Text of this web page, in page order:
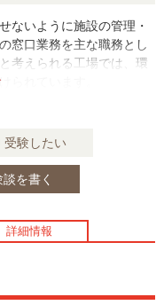
ないように施設の管理・
窓口業務を主な職務とし
考えられる工場では、環
られています。
受験したい
を書く
詳細情報